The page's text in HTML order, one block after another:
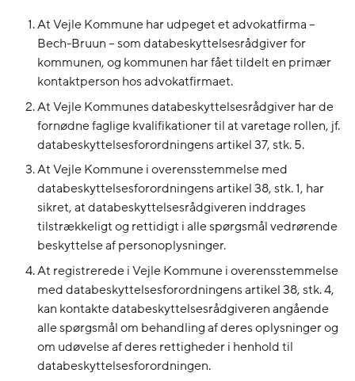
At Vejle Kommune har udpeget et advokatfirma –
Bech-Bruun – som databeskyttelsesrådgiver for
kommunen, og kommunen har fået tildelt en primær
kontaktperson hos advokatfirmaet.
At Vejle Kommunes databeskyttelsesrådgiver har de
fornødne faglige kvalifikationer til at varetage rollen, jf.
databeskyttelsesforordningens artikel 37, stk. 5.
At Vejle Kommune i overensstemmelse med
databeskyttelsesforordningens artikel 38, stk. 1, har
sikret, at databeskyttelsesrådgiveren inddrages
tilstrækkeligt og rettidigt i alle spørgsmål vedrørende
beskyttelse af personoplysninger.
At registrerede i Vejle Kommune i overensstemmelse
med databeskyttelsesforordningens artikel 38, stk. 4,
kan kontakte databeskyttelsesrådgiveren angående
alle spørgsmål om behandling af deres oplysninger og
om udøvelse af deres rettigheder i henhold til
databeskyttelsesforordningen.